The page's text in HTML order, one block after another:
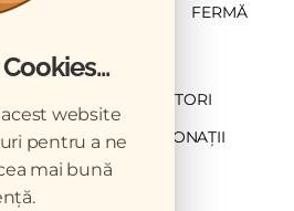
FERMĂ
CONTRIBUTORI
CMVRO DONAȚII
website
pentru a ne
mai bună